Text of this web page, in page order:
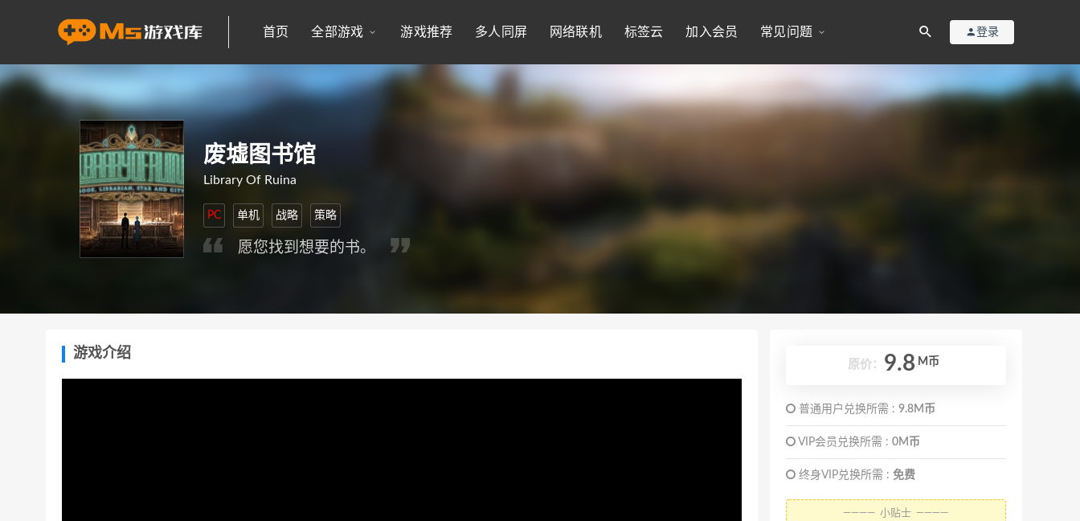
首页 全部游戏 游戏推荐 多人同屏 网络联机 标签云 加入会员 常见问题 登录
废墟图书馆
Library Of Ruina
PC 单机 战略 策略
愿您找到想要的书。
游戏介绍
原价： 9.8 M币
普通用户兑换所需 : 9.8M币
VIP会员兑换所需 : 0M币
终身VIP兑换所需 : 免费
———— 小贴士 ————